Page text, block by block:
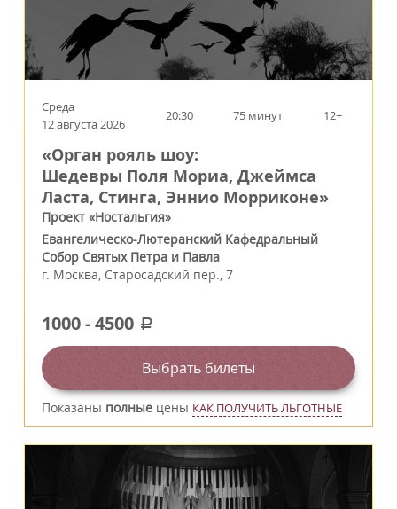
Среда
12 августа 2026
20:30 75 минут 12+
«Орган рояль шоу:
Шедевры Поля Мориа, Джеймса
Ласта, Стинга, Эннио Морриконе»
Проект «Ностальгия»
Евангелическо-Лютеранский Кафедральный
Собор Святых Петра и Павла
г. Москва, Старосадский пер., 7
1000-4500 a
Выбрать билеты
Показаны полные цены КАК ПОЛУЧИТЬ ЛЬГОТНЫЕ